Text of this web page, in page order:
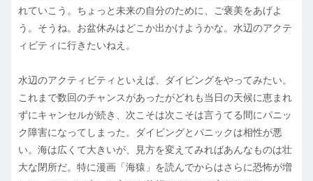
れていこう。ちょっと未来の自分のために、ご褒美をあげよ
う。そうね。お盆休みはどこか出かけようかな。水辺のアクテ
ィビティに行きたいねえ。
水辺のアクティビティといえば、ダイビングをやってみたい。
これまで数回のチャンスがあったがどれも当日の天候に恵まれ
ずにキャンセルが続き、次こそは次こそは言うてる間にパニッ
ク障害になってしまった。ダイビングとパニックは相性が悪
い。海は広くて大きいが、見方を変えてみればあんなものは壮
大な閉所だ。特に漫画「海猿」を読んでからはさらに恐怖が増